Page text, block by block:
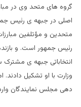
گروه های متحد وی در
اصلی در جبهه ی رئیس
متحدین و مؤتلفین
رئیس جمهور است. و
انتخاباتی جبهه ی مشترک
وزارت با او تشکیل
دهی مجلس نمایندگان